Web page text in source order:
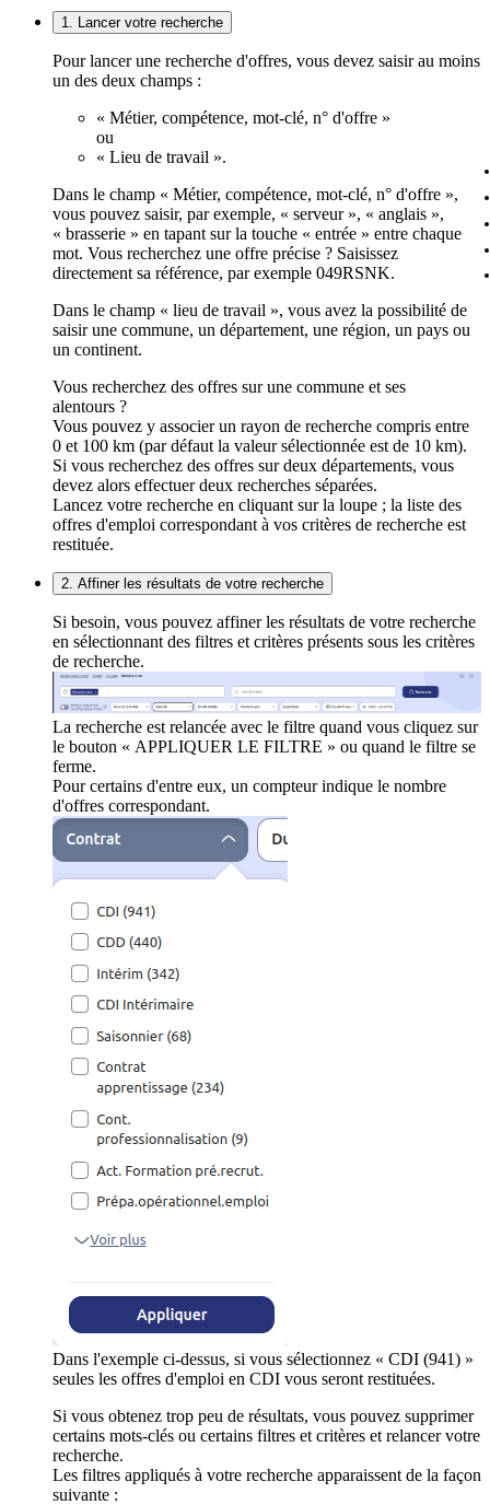
1. Lancer votre recherche
Pour lancer une recherche d'offres, vous devez saisir au moins
un des deux champs :
« Métier, compétence, mot-clé, n° d'offre »
ou
« Lieu de travail ».
Dans le champ « Métier, compétence, mot-clé, n° d'offre »,
vous pouvez saisir, par exemple, « serveur », « anglais »,
« brasserie » en tapant sur la touche « entrée » entre chaque
mot. Vous recherchez une offre précise ? Saisissez
directement sa référence, par exemple 049RSNK.
Dans le champ « lieu de travail », vous avez la possibilité de
saisir une commune, un département, une région, un pays ou
un continent.
Vous recherchez des offres sur une commune et ses
alentours ?
Vous pouvez y associer un rayon de recherche compris entre
0 et 100 km (par défaut la valeur sélectionnée est de 10 km).
Si vous recherchez des offres sur deux départements, vous
devez alors effectuer deux recherches séparées.
Lancez votre recherche en cliquant sur la loupe ; la liste des
offres d'emploi correspondant à vos critères de recherche est
restituée.
2. Affiner les résultats de votre recherche
Si besoin, vous pouvez affiner les résultats de votre recherche
en sélectionnant des filtres et critères présents sous les critères
de recherche.
La recherche est relancée avec le filtre quand vous cliquez sur
le bouton « APPLIQUER LE FILTRE » ou quand le filtre se
ferme.
Pour certains d'entre eux, un compteur indique le nombre
d'offres correspondant.
Dans l'exemple ci-dessus, si vous sélectionnez « CDI (941) »
seules les offres d'emploi en CDI vous seront restituées.
Si vous obtenez trop peu de résultats, vous pouvez supprimer
certains mots-clés ou certains filtres et critères et relancer votre
recherche.
Les filtres appliqués à votre recherche apparaissent de la façon
suivante :